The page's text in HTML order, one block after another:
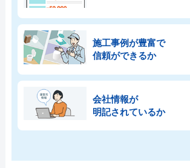
施工事例が豊富で
信頼ができるか
会社情報が
明記されているか